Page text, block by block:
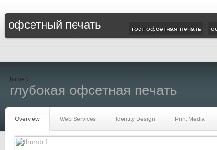
офсетный печать гост офсетная печать
home \
глубокая офсетная печать
Overview Web Services Identity Design Print Media